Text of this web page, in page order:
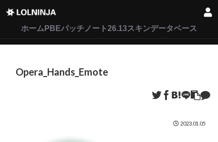
ホーム PBEパッチノート26.13スキンデータベース
Opera_Hands_Emote
2023.01.05